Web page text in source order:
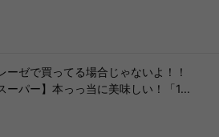
ーゼで買ってる場合じゃないよ！！
ーパー】本っっ当に美味しい！「1...